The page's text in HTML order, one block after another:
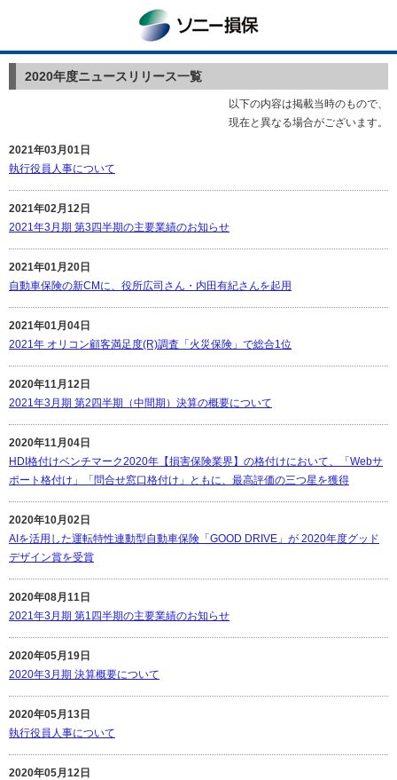
2020年度ニュースリリース一覧
以下の内容は掲載当時のもので、
現在と異なる場合がございます。
2021年03月01日
執行役員人事について
2021年02月12日
2021年3月期 第3四半期の主要業績のお知らせ
2021年01月20日
自動車保険の新CMに、役所広司さん・内田有紀さんを起用
2021年01月04日
2021年 オリコン顧客満足度(R)調査「火災保険」で総合1位
2020年11月12日
2021年3月期 第2四半期（中間期）決算の概要について
2020年11月04日
HDI格付けベンチマーク2020年【損害保険業界】の格付けにおいて、「Webサ
ポート格付け」「問合せ窓口格付け」ともに、最高評価の三つ星を獲得
2020年10月02日
AIを活用した運転特性連動型自動車保険「GOOD DRIVE」が 2020年度グッド
デザイン賞を受賞
2020年08月11日
2021年3月期 第1四半期の主要業績のお知らせ
2020年05月19日
2020年3月期 決算概要について
2020年05月13日
執行役員人事について
2020年05月12日